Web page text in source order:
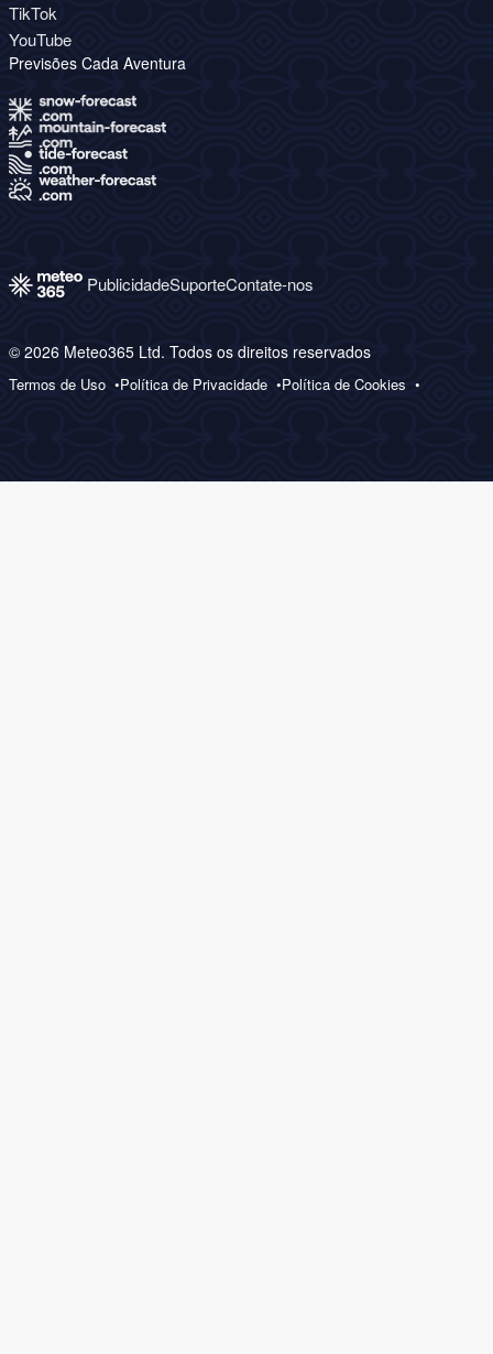
TikTok
YouTube
Previsões Cada Aventura
PublicidadeSuporteContate-nos
© 2026 Meteo365 Ltd. Todos os direitos reservados
Termos de Uso Política de Privacidade Política de Cookies